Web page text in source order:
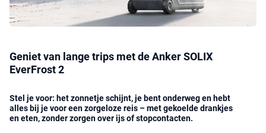
Geniet van lange trips met de Anker SOLIX
EverFrost 2
Stel je voor: het zonnetje schijnt, je bent onderweg en hebt
alles bij je voor een zorgeloze reis – met gekoelde drankjes
en eten, zonder zorgen over ijs of stopcontacten.